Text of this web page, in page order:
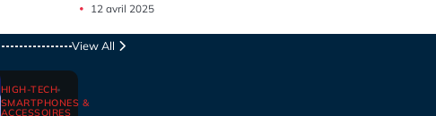
12 avril 2025
View All
HIGH-TECH
SMARTPHONES &
ACCESSOIRES